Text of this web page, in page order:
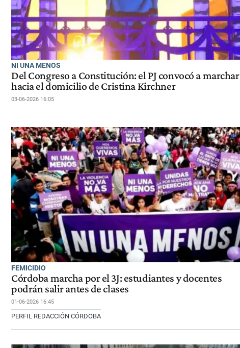
NI UNA MENOS
Del Congreso a Constitución: el PJ convocó a marchar
hacia el domicilio de Cristina Kirchner
03-06-2026 16:05
FEMICIDIO
Córdoba marcha por el 3J: estudiantes y docentes
podrán salir antes de clases
01-06-2026 16:45
PERFIL REDACCIÓN CÓRDOBA